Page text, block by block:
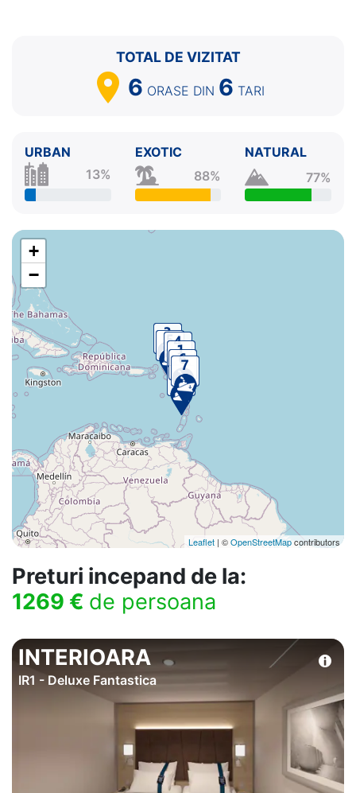
TOTAL DE VIZITAT
6 ORASE DIN 6 TARI
URBAN
13%
EXOTIC
88%
NATURAL
77%
+
−
Leaflet | ©OpenStreetMapcontributors
Preturi incepand de la:
1269 € de persoana
INTERIOARA
IR1 - Deluxe Fantastica